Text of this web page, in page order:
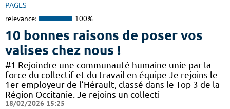
PAGES
relevance: 100%
10 bonnes raisons de poser vos
valises chez nous !
#1 Rejoindre une communauté humaine unie par la
force du collectif et du travail en équipe Je rejoins le
1er employeur de l’Hérault, classé dans le Top 3 de la
Région Occitanie. Je rejoins un collecti
18/02/2026 15:25